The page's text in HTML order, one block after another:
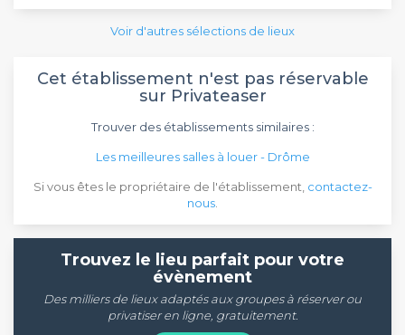
Voir d'autres sélections de lieux
Cet établissement n'est pas réservable
sur Privateaser
Trouver des établissements similaires :
Les meilleures salles à louer - Drôme
Si vous êtes le propriétaire de l'établissement, contactez-
nous
Trouvez le lieu parfait pour votre
évènement
Des milliers de lieux adaptés aux groupes à réserver ou
privatiser en ligne, gratuitement.